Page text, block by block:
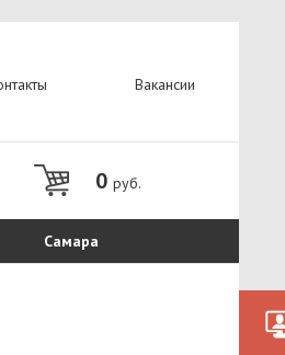
Вакансии
0 руб.
Самара